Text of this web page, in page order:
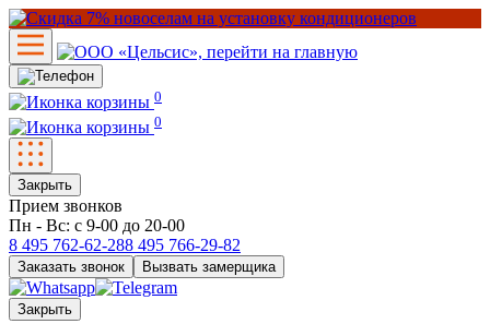
0
0
Закрыть
Прием звонков
Пн - Вс: с 9-00 до 20-00
8 495 762-62-288 495 766-29-82
Заказать звонок Вызвать замерщика
Закрыть